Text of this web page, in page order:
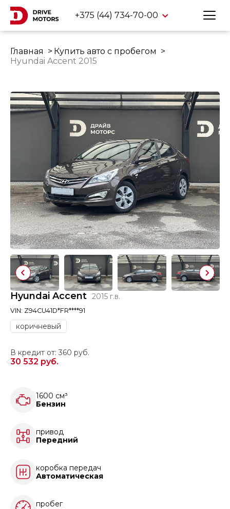
+375 (44) 734-70-00
Главная
Купить авто с пробегом
Hyundai Accent 2015
Hyundai Accent 2015 г.в.
VIN: Z94CU41D*FR****91
коричневый
В кредит от: 360 руб.
30 532 руб.
1600 см³
Бензин
привод
Передний
коробка передач
Автоматическая
пробег